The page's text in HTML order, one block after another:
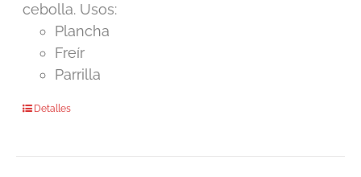
cebolla. Usos:
Plancha
Freír
Parrilla
Detalles